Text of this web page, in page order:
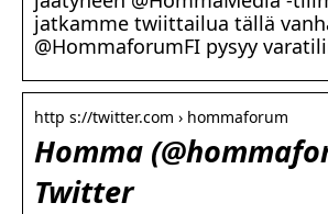
jatkamme twiittailua tällä
@HommaforumFI pysyy
http s://twitter.com › hommaforum
Homma
Twitter